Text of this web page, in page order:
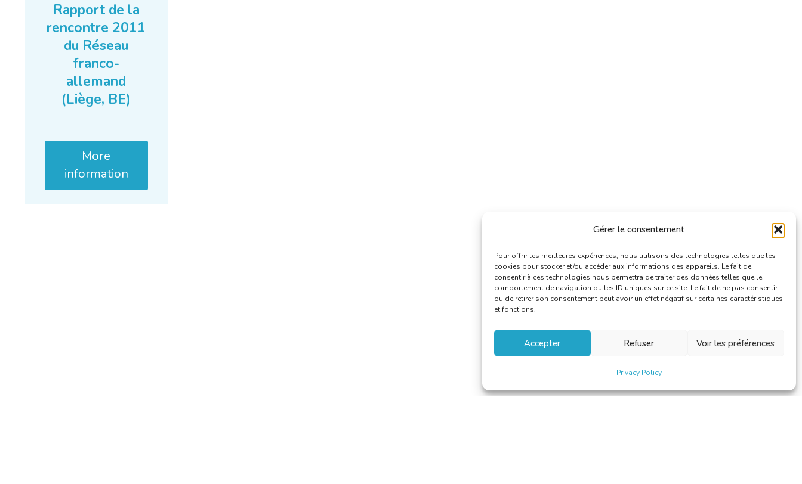
Gérer le consentement
Pour offrir les meilleures expériences, nous utilisons des technologies telles que les
cookies pour stocker et/ou accéder aux informations des appareils. Le fait de
consentir à ces technologies nous permettra de traiter des données telles que le
comportement de navigation ou les ID uniques sur ce site. Le fait de ne pas consentir
ou de retirer son consentement peut avoir un effet négatif sur certaines caractéristiques
et fonctions.
Accepter Refuser Voir les préférences
Privacy Policy
Rapport de la
rencontre 2011
du Réseau
franco-
allemand
(Liège, BE)
More
information